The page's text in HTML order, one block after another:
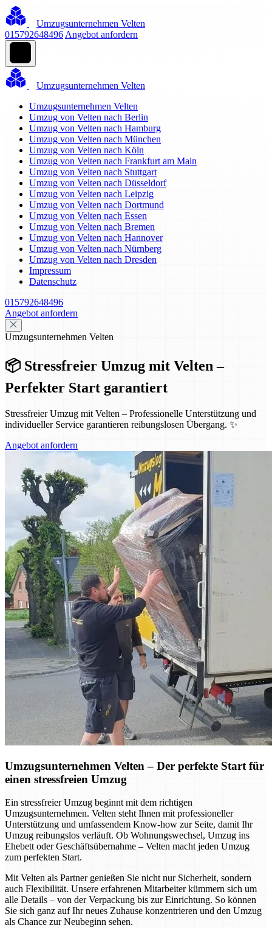
Umzugsunternehmen Velten
015792648496 Angebot anfordern
Umzugsunternehmen Velten
Umzugsunternehmen Velten
Umzug von Velten nach Berlin
Umzug von Velten nach Hamburg
Umzug von Velten nach München
Umzug von Velten nach Köln
Umzug von Velten nach Frankfurt am Main
Umzug von Velten nach Stuttgart
Umzug von Velten nach Düsseldorf
Umzug von Velten nach Leipzig
Umzug von Velten nach Dortmund
Umzug von Velten nach Essen
Umzug von Velten nach Bremen
Umzug von Velten nach Hannover
Umzug von Velten nach Nürnberg
Umzug von Velten nach Dresden
Impressum
Datenschutz
015792648496
Angebot anfordern
Umzugsunternehmen Velten
📦 Stressfreier Umzug mit Velten –
Perfekter Start garantiert
Stressfreier Umzug mit Velten – Professionelle Unterstützung und
individueller Service garantieren reibungslosen Übergang. ✨
Angebot anfordern
Umzugsunternehmen Velten – Der perfekte Start für
einen stressfreien Umzug
Ein stressfreier Umzug beginnt mit dem richtigen
Umzugsunternehmen. Velten steht Ihnen mit professioneller
Unterstützung und umfassendem Know-how zur Seite, damit Ihr
Umzug reibungslos verläuft. Ob Wohnungswechsel, Umzug ins
Ehebett oder Geschäftsübernahme – Velten macht jeden Umzug
zum perfekten Start.
Mit Velten als Partner genießen Sie nicht nur Sicherheit, sondern
auch Flexibilität. Unsere erfahrenen Mitarbeiter kümmern sich um
alle Details – von der Verpackung bis zur Einrichtung. So können
Sie sich ganz auf Ihr neues Zuhause konzentrieren und den Umzug
als Chance zur Neubeginn sehen.